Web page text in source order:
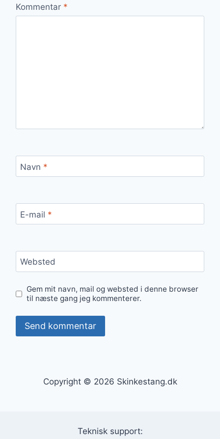
Kommentar *
Navn *
E-mail *
Websted
Gem mit navn, mail og websted i denne browser
til næste gang jeg kommenterer.
Copyright © 2026 Skinkestang.dk
Teknisk support: